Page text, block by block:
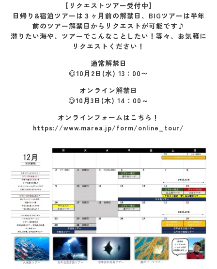
【リクエストツアー受付中】
日帰り&宿泊ツアーは３ヶ月前の解禁日、BIGツアーは半年
前のツアー解禁日からリクエストが可能です♪
潜りたい海や、ツアーでこんなことしたい！等々、お気軽に
リクエストください！
通常解禁日
◎10月2日(水) 13：00〜
オンライン解禁日
◎10月3日(木) 14：00～
オンラインフォームはこちら！
https://www.marea.jp/form/online_tour/